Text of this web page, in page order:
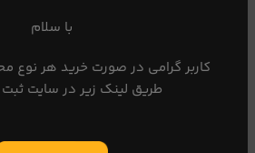
با سلام
کاربر گرامی در صورت خرید هر نوع
طریق لینک زیر در سایت ثبت